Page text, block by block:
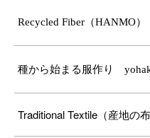
Recycled Fiber（HANMO）
種から始まる服作り
Traditional Textile（産地の布